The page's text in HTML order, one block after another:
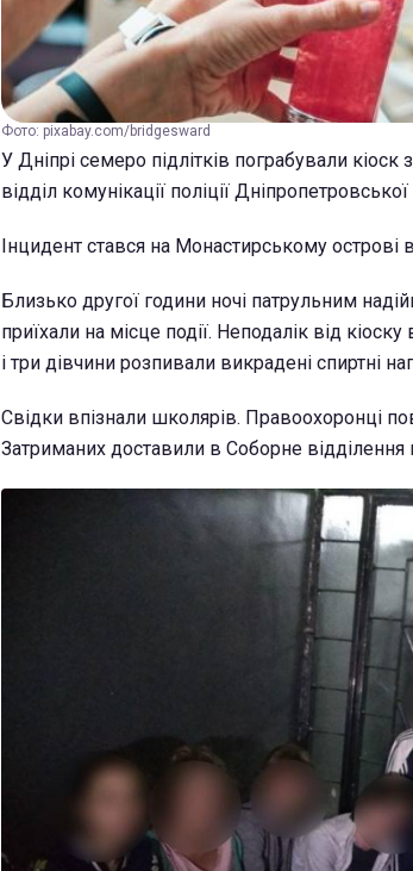
Фото: pixabay.com/bridgesward
У Дніпрі семеро підлітків пограбували
відділ комунікації поліції
Інцидент стався на Монастирському острові
Близько другої години ночі патрульним
приїхали на місце події. Неподалік від
і три дівчини розпивали викрадені спиртні
Свідки впізнали школярів. Правоохоронці
Затриманих доставили в Соборне відділення